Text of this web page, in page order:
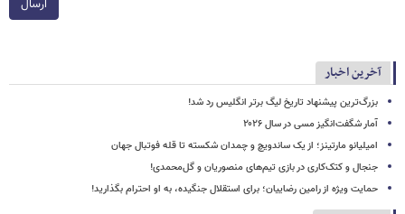
ارسال
آخرین اخبار
بزرگ‌ترین پیشنهاد تاریخ لیگ برتر انگلیس رد شد!
آمار شگفت‌انگیز مسی در سال ۲۰۲۶
امیلیانو مارتینز؛ از یک ساندویچ و چمدان شکسته تا قله فوتبال جهان
جنجال و کتک‌کاری در بازی تیم‌های منصوریان و گل‌محمدی!
حمایت ویژه از رامین رضاییان؛ برای استقلال جنگیده، به او احترام بگذارید!